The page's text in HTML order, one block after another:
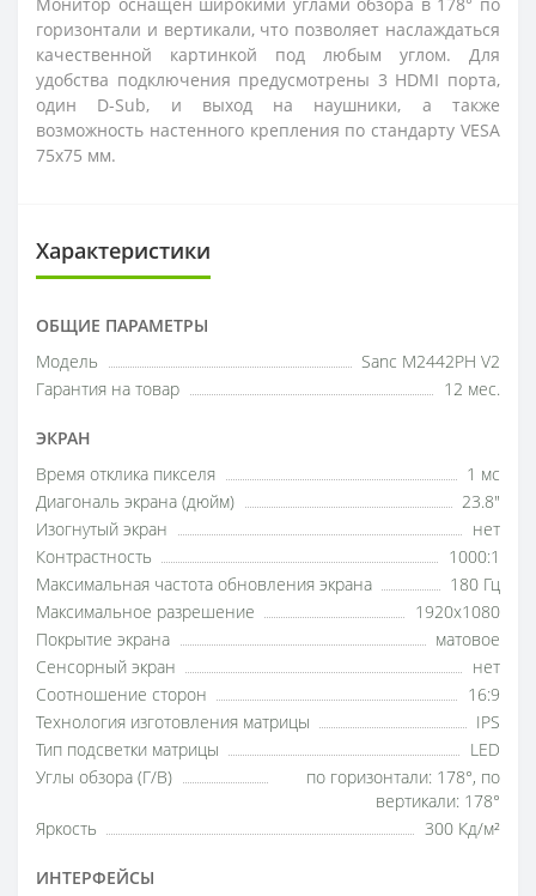
горизонтали и вертикали, что позволяет наслаждаться
качественной картинкой под любым углом. Для
удобства подключения предусмотрены 3 HDMI порта,
один D-Sub, и выход на наушники, а также
возможность настенного крепления по стандарту VESA
75x75 мм.
Характеристики
ОБЩИЕ ПАРАМЕТРЫ
Модель
Sanc M2442PH V2
Гарантия на товар
12 мес.
ЭКРАН
Время отклика пикселя
1 мс
Диагональ экрана (дюйм)
23.8"
Изогнутый экран
нет
Контрастность
1000:1
Максимальная частота обновления экрана
180 Гц
Максимальное разрешение
1920x1080
Покрытие экрана
матовое
Сенсорный экран
нет
Соотношение сторон
16:9
Технология изготовления матрицы
IPS
Тип подсветки матрицы
LED
Углы обзора (Г/В)
по горизонтали: 178°, по
вертикали: 178°
Яркость
300 Кд/м²
ИНТЕРФЕЙСЫ